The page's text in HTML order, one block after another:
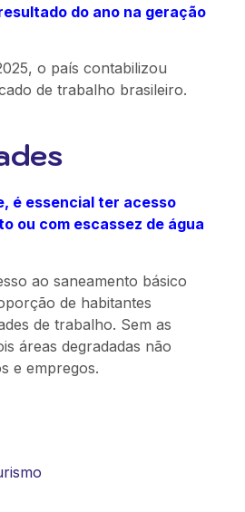
do ano na geração
o país contabilizou
de trabalho brasileiro.
é essencial ter acesso
ou com escassez de água
ao saneamento básico
de habitantes
de trabalho. Sem as
áreas degradadas não
e empregos.